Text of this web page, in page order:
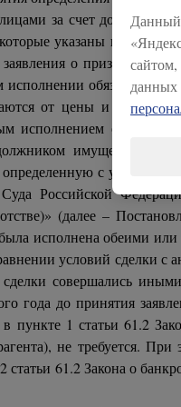
Данный
данных
за счет должника,
указаны в
о признании
от цены и (или)
исполнением
имущества или
с учётом
Российской
(далее –
исполнена обеими или
условий сделки с
совершались
года до принятия
в пункте 1 статьи 61.2
не требуется.
61.2 Закона о